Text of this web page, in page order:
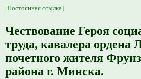
[Постоянная ссылка]
Чествование Героя
труда, кавалера ордена
почетного жителя
района г. Минска.